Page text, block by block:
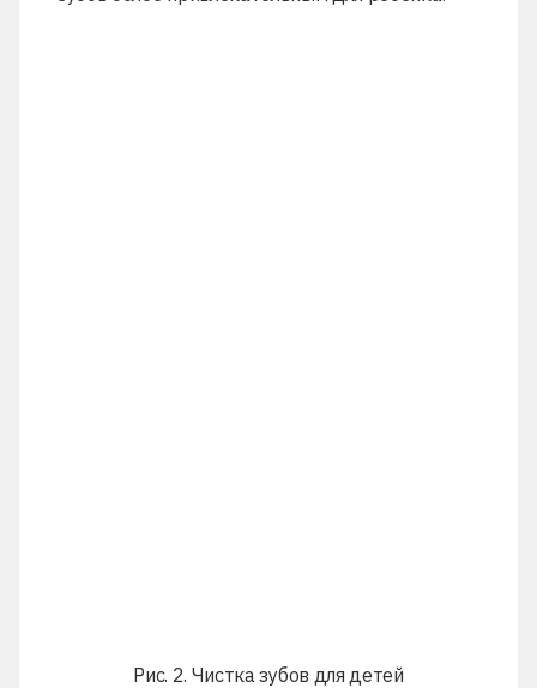
Рис. 2. Чистка зубов для детей